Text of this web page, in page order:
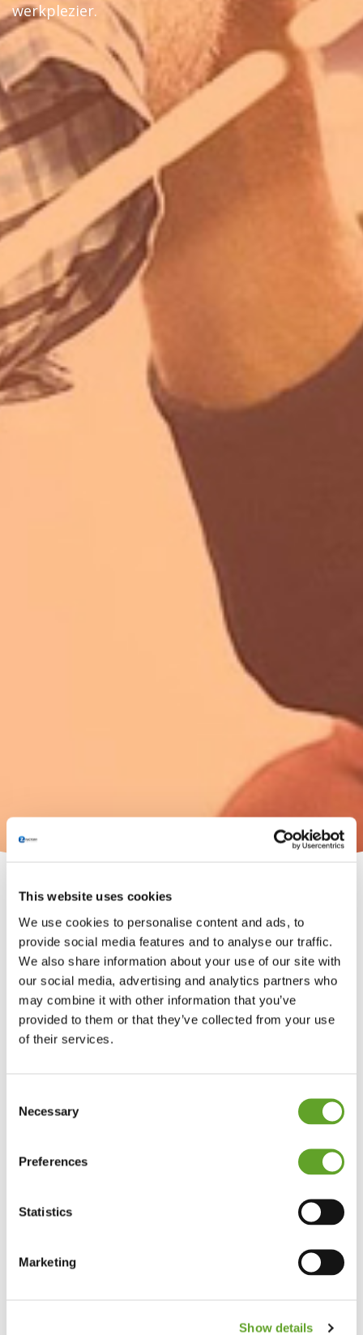
This website uses cookies
We use cookies to personalise content and ads, to
provide social media features and to analyse our traffic.
We also share information about your use of our site with
our social media, advertising and analytics partners who
may combine it with other information that you’ve
provided to them or that they’ve collected from your use
of their services.
Selection
Necessary
Preferences
Statistics
Marketing
Show details
werkplezier.